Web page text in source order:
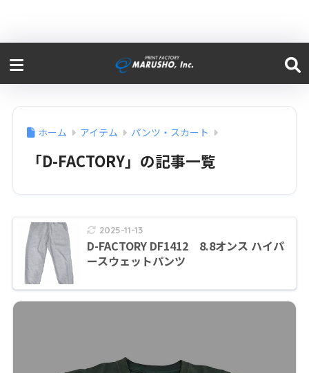
ホーム アイテム パンツ・スカート
「D-FACTORY」の記事一覧
2025-11-13
D-FACTORY DF1412 8.8オンス ハイパ
ースウェットパンツ